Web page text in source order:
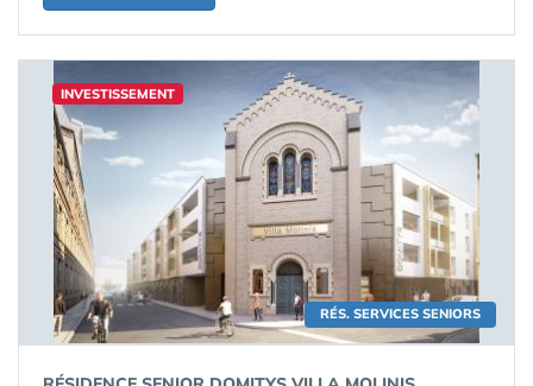
RÉS. SERVICES SENIORS
INVESTISSEMENT